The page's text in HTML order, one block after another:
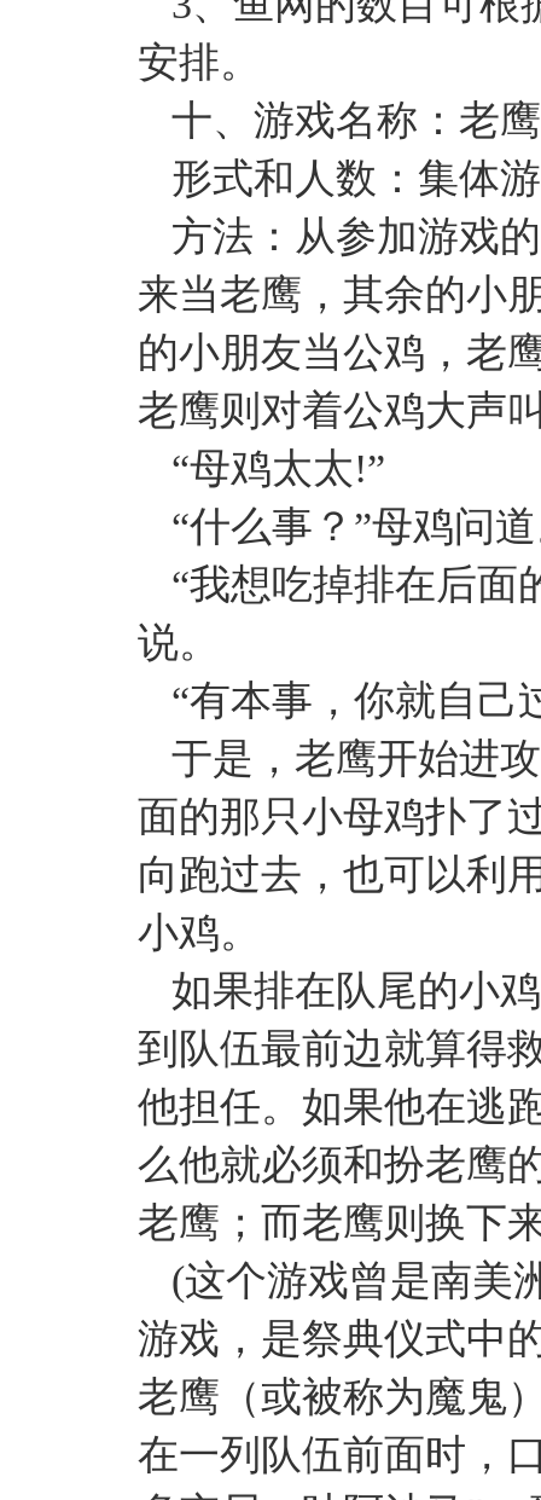
安排。
十、游戏名称：老
形式和人数：集体
方法：从参加游戏
来当老鹰，其余的小
的小朋友当公鸡，老
老鹰则对着公鸡大声
“母鸡太太!”
“什么事？”母鸡问
“我想吃掉排在后面
说。
“有本事，你就自己
于是，老鹰开始进
面的那只小母鸡扑了
向跑过去，也可以利
小鸡。
如果排在队尾的小
到队伍最前边就算得
他担任。如果他在逃
么他就必须和扮老鹰
老鹰；而老鹰则换下
(这个游戏曾是南美
游戏，是祭典仪式中
老鹰（或被称为魔鬼
在一列队伍前面时，